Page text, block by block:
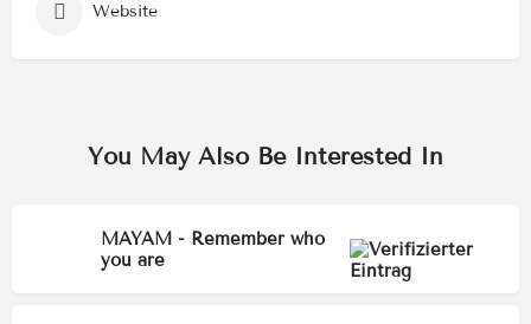
Website
You May Also Be Interested In
MAYAM - Remember who
you are